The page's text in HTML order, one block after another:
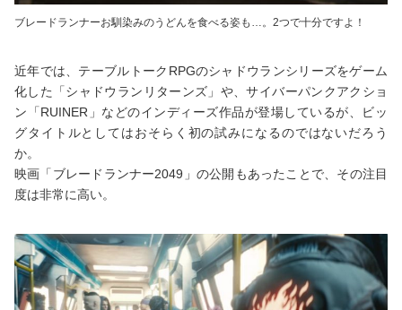
ブレードランナーお馴染みのうどんを食べる姿も…。2つで十分ですよ！
近年では、テーブルトークRPGのシャドウランシリーズをゲーム
化した「シャドウランリターンズ」や、サイバーパンクアクショ
ン「RUINER」などのインディーズ作品が登場しているが、ビッ
グタイトルとしてはおそらく初の試みになるのではないだろう
か。
映画「ブレードランナー2049」の公開もあったことで、その注目
度は非常に高い。